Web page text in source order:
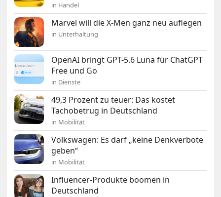
in Handel
Marvel will die X-Men ganz neu auflegen
in Unterhaltung
OpenAI bringt GPT-5.6 Luna für ChatGPT
Free und Go
in Dienste
49,3 Prozent zu teuer: Das kostet
Tachobetrug in Deutschland
in Mobilität
Volkswagen: Es darf „keine Denkverbote
geben“
in Mobilität
Influencer-Produkte boomen in
Deutschland